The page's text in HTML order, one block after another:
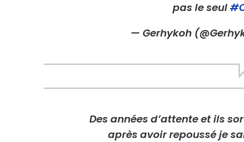
pas le seul
— Gerhykoh
Des années d’attente et ils
après avoir repoussé je